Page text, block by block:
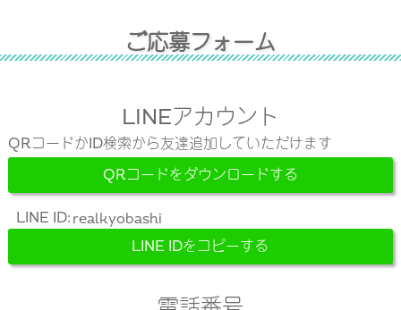
ご応募フォーム
LINEアカウント
QRコードかID検索から友達追加していただけます
QRコードをダウンロードする
LINE ID:
LINE IDをコピーする